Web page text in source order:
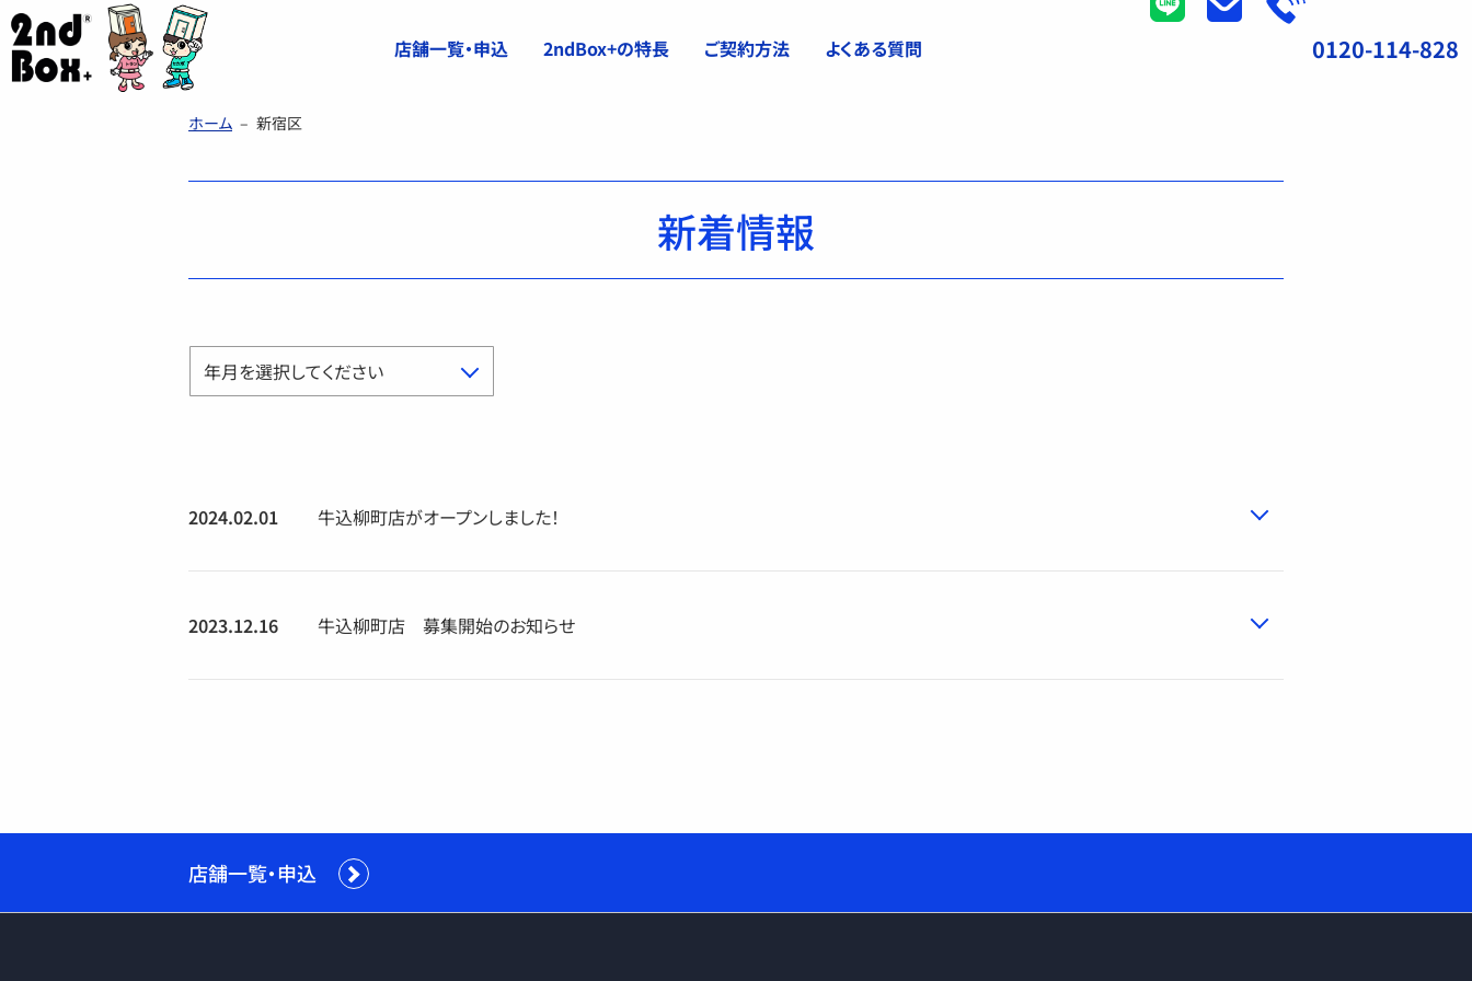
店舗一覧・申込 2ndBox+の特長 ご契約方法 よくある質問 0120-114-828
ホーム – 新宿区
新着情報
2024.02.01 牛込柳町店がオープンしました！
2023.12.16 牛込柳町店 募集開始のお知らせ
店舗一覧・申込